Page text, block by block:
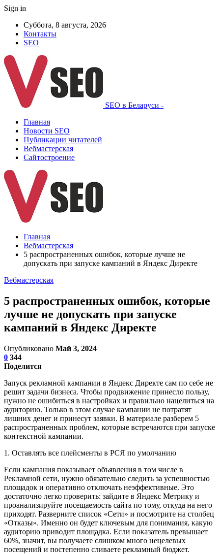
Sign in
Суббота, 8 августа, 2026
Контакты
SEO
SEO в Беларуси -
Главная
Новости SEO
Публикации читателей
Вебмастерская
Сайтостроение
Главная
Вебмастерская
5 распространенных ошибок, которые лучше не
допускать при запуске кампаний в Яндекс Директе
Вебмастерская
5 распространенных ошибок, которые
лучше не допускать при запуске
кампаний в Яндекс Директе
Опубликовано Май 3, 2024
0 344
Поделится
Запуск рекламной кампании в Яндекс Директе сам по себе не
решит задачи бизнеса. Чтобы продвижение принесло пользу,
нужно не ошибиться в настройках и правильно нацелиться на
аудиторию. Только в этом случае кампании не потратят
лишних денег и принесут заявки. В материале разберем 5
распространенных проблем, которые встречаются при запуске
контекстной кампании.
1. Оставлять все плейсменты в РСЯ по умолчанию
Если кампания показывает объявления в том числе в
Рекламной сети, нужно обязательно следить за успешностью
площадок и оперативно отключать неэффективные. Это
достаточно легко проверить: зайдите в Яндекс Метрику и
проанализируйте посещаемость сайта по тому, откуда на него
приходят. Разверните список «Сети» и посмотрите на столбец
«Отказы». Именно он будет ключевым для понимания, какую
аудиторию приводит площадка. Если показатель превышает
60%, значит, вы получаете слишком много нецелевых
посещений и постепенно сливаете рекламный бюджет.